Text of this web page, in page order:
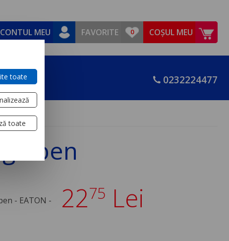
CONTUL MEU FAVORITE COȘUL MEU
0232224477
- EATON -
2275 Lei
toate
toate